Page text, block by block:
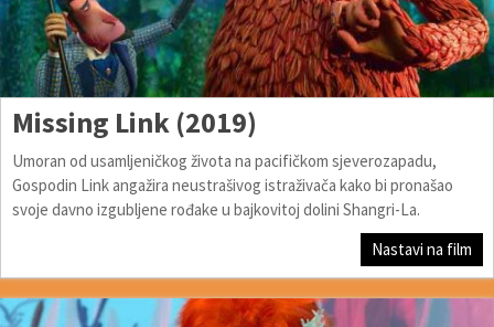
Missing Link (2019)
Umoran od usamljeničkog života na pacifičkom sjeverozapadu,
Gospodin Link angažira neustrašivog istraživača kako bi pronašao
svoje davno izgubljene rođake u bajkovitoj dolini Shangri-La.
Nastavi na film